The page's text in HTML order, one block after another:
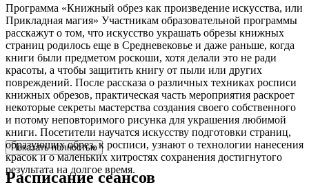
Программа «Книжный обрез как произведение искусства, или
Прикладная магия» Участникам образовательной программы
расскажут о том, что искусство украшать обрезы книжных
страниц родилось еще в Средневековье и даже раньше, когда
книги были предметом роскоши, хотя делали это не ради
красоты, а чтобы защитить книгу от пыли или других
повреждений. После рассказа о различных техниках росписи
книжных обрезов, практическая часть мероприятия раскроет
некоторые секреты мастерства создания своего собственного
и потому неповторимого рисунка для украшения любимой
книги. Посетители научатся искусству подготовки страниц,
образующих обрез, к росписи, узнают о технологии нанесения
красок и о маленьких хитростях сохранения достигнутого
результата на долгое время.
Показать полностью
Расписание сеансов